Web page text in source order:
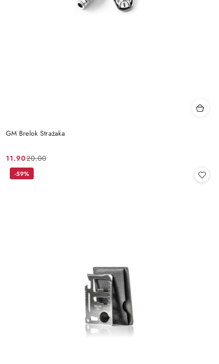
GM Brelok Strażaka
Cena
promocyjna:
11.90
Cena
przed
20.00
-59%